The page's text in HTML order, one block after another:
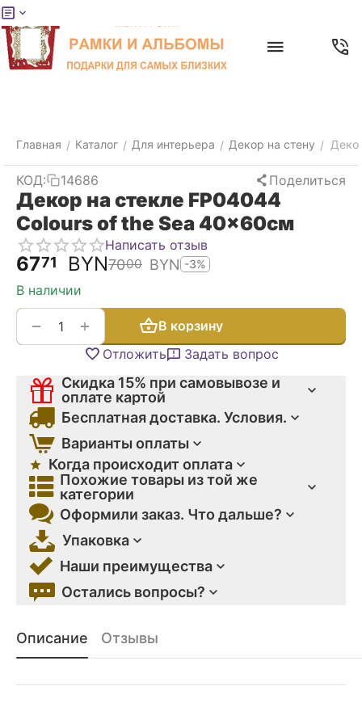
Главная / Каталог / Для интерьера / Декор на стену /
КОД: 14686 Поделиться
Декор на стекле FP04044
Colours of the Sea 40x60см
Написать отзыв
6771 BYN7000 BYN -3%
В наличии
+
−
В корзину
Отложить
Задать вопрос
Скидка 15% при самовывозе и
оплате картой
Бесплатная доставка. Условия.
Варианты оплаты
Когда происходит оплата
Похожие товары из той же
категории
Оформили заказ. Что дальше?
Упаковка
Наши преимущества
Остались вопросы?
Описание Отзывы
Меню
товары